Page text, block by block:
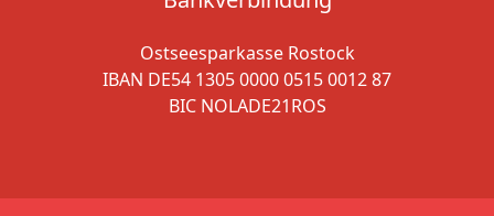
Ostseesparkasse Rostock
IBAN DE54 1305 0000 0515 0012 87
BIC NOLADE21ROS